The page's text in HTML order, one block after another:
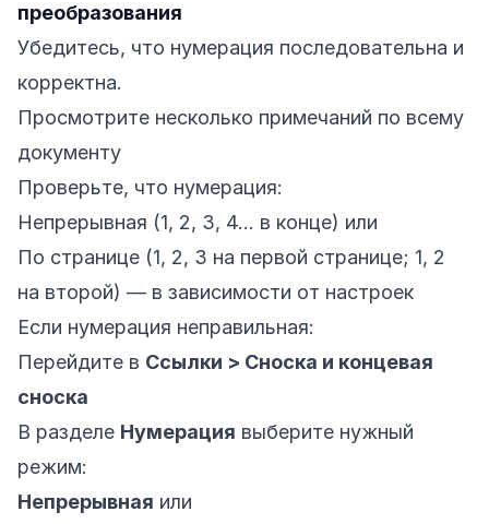
преобразования
Убедитесь, что нумерация последовательна и
корректна.
Просмотрите несколько примечаний по всему
документу
Проверьте, что нумерация:
Непрерывная (1, 2, 3, 4… в конце) или
По странице (1, 2, 3 на первой странице; 1, 2
на второй) — в зависимости от настроек
Если нумерация неправильная:
Перейдите в Ссылки > Сноска и концевая
сноска
В разделе Нумерация выберите нужный
режим:
Непрерывная или